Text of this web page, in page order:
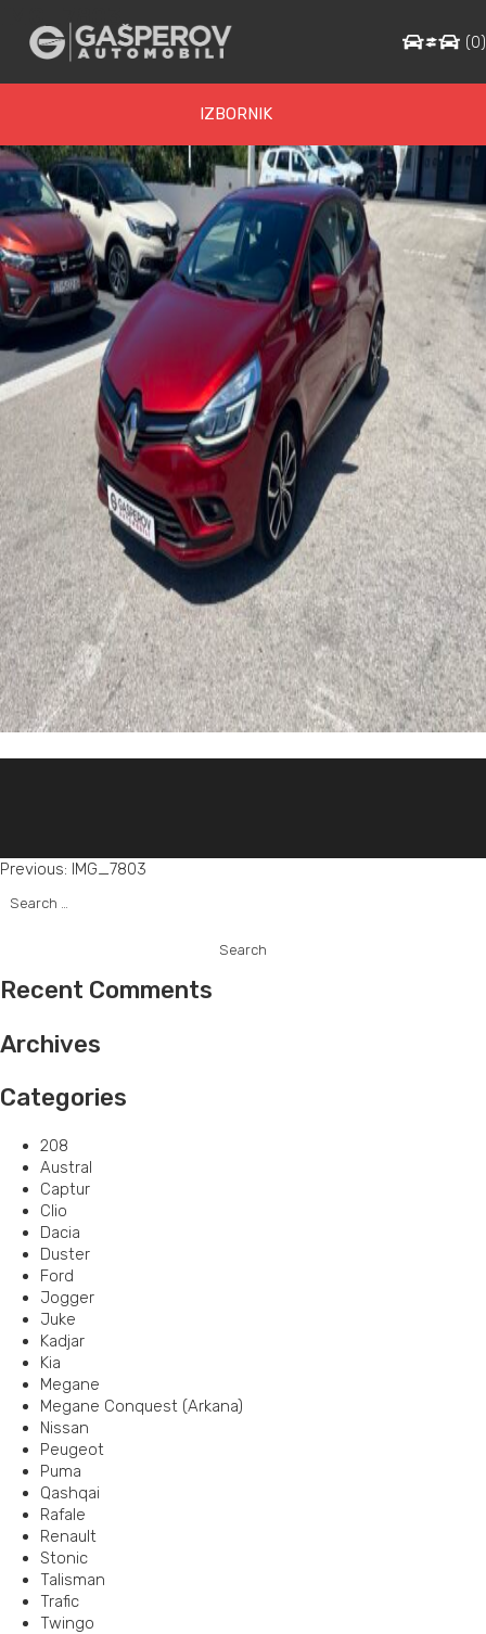
IZBORNIK
(0)
IMG_7803
Post
navigation
Previous: IMG_7803
for:
Recent Comments
Archives
Categories
208
Austral
Captur
Clio
Dacia
Duster
Ford
Jogger
Juke
Kadjar
Kia
Megane
Megane Conquest (Arkana)
Nissan
Peugeot
Puma
Qashqai
Rafale
Renault
Stonic
Talisman
Trafic
Twingo